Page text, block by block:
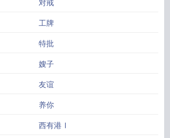
格桑歌曲被带离老画师身边后
格桑是什么意思知道吗
歌手格桑
对戒
工牌
特批
嫂子
友谊
养你
西有港Ⅰ